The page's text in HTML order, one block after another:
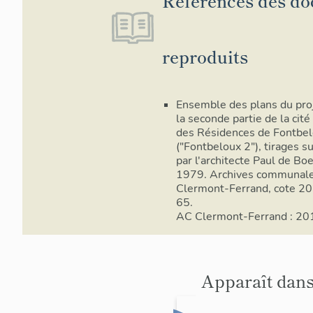
reproduits
Ensemble des plans du
la seconde partie de la
des Résidences de
("Fontbeloux 2"), tirages
par l'architecte Paul de
1979. Archives
Clermont-Ferrand, cote
65.
AC Clermont-Ferrand :
Apparaît